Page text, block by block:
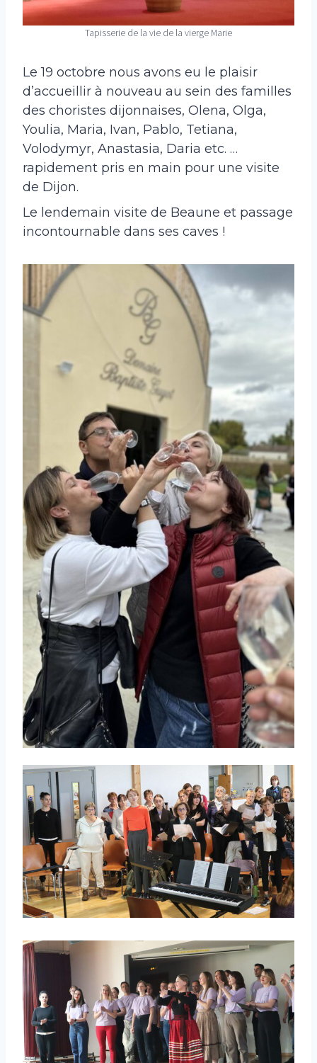
Tapisserie de la vie de la vierge Marie
Le 19 octobre nous avons eu le plaisir
d’accueillir à nouveau au sein des familles
des choristes dijonnaises, Olena, Olga,
Youlia, Maria, Ivan, Pablo, Tetiana,
Volodymyr, Anastasia, Daria etc. …
rapidement pris en main pour une visite
de Dijon.
Le lendemain visite de Beaune et passage
incontournable dans ses caves !